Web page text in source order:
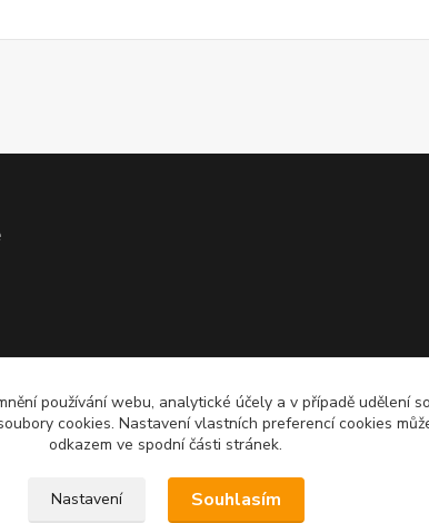
používání webu, analytické účely a v případě udělení
cookies. Nastavení vlastních preferencí cookies
odkazem ve spodní části stránek.
Nastavení Souhlasím